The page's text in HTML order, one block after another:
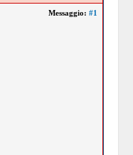
Messaggio: #1